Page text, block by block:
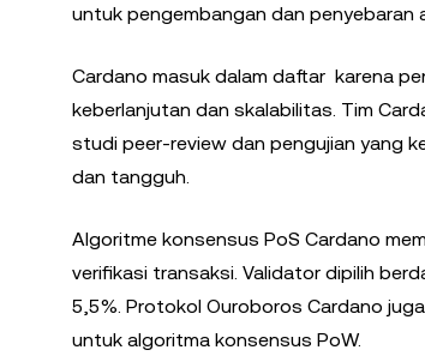
untuk pengembangan dan
Cardano masuk dalam daftar karena
keberlanjutan dan skalabilitas. Tim
studi peer-review dan pengujian yang
dan tangguh.
Algoritme konsensus PoS Cardano
verifikasi transaksi. Validator dipilih
5,5%. Protokol Ouroboros Cardano
untuk algoritma konsensus PoW.